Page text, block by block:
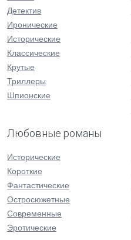
Детектив
Иронические
Исторические
Классические
Крутые
Триллеры
Шпионские
Любовные романы
Исторические
Короткие
Фантастические
Остросюжетные
Современные
Эротические